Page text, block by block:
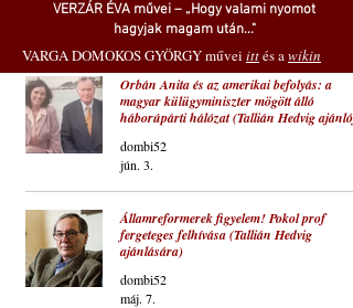
VERZÁR ÉVA művei – „Hogy valami nyomot
hagyjak magam után..."
VARGA DOMOKOS GYÖRGY művei ittés awikin
Orbán Anita és az amerikai befolyás: a
magyar külügyminiszter mögött álló
háborúpárti hálózat (Tallián Hedvig
dombi52
jún. 3.
Államreformerek figyelem! Pokol prof
fergeteges felhívása (Tallián Hedvig
ajánlására)
dombi52
máj. 7.